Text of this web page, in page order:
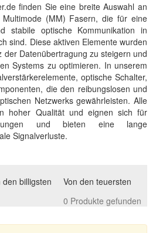
finden Sie eine breite Auswahl an
(MM) Fasern, die für eine
stabile optische Kommunikation in
sind. Diese aktiven Elemente wurden
der Datenübertragung zu steigern und
Systems zu optimieren. In unserem
optische Schalter,
die den reibungslosen und
Netzwerks gewährleisten. Alle
hoher Qualität und eignen sich für
und bieten eine lange
Signalverluste.
den billigsten
Von den teuersten
0 Produkte gefunden